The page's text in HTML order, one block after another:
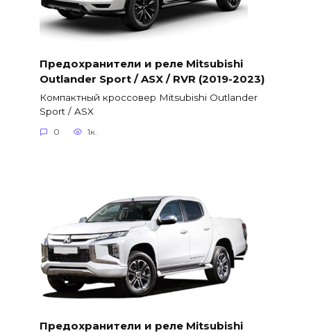
Предохранители и реле Mitsubishi
Outlander Sport / ASX / RVR (2019-2023)
Компактный кроссовер Mitsubishi Outlander
Sport / ASX
0 1к.
Предохранители и реле Mitsubishi